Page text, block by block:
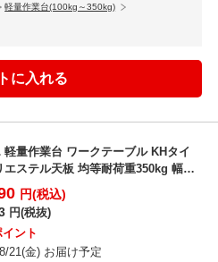
軽量作業台(100kg～350kg)
軽量作業台 ワークテーブル KHタイ
エステル天板 均等耐荷重350kg 幅
円(税込)
円(税抜)
イント
21(金) お届け予定